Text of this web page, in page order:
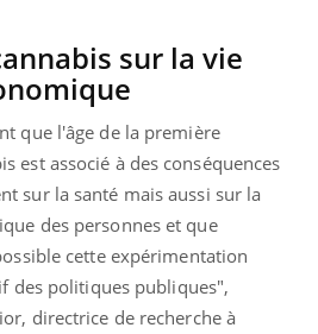
sur la vie
que l'âge de la première
est associé à des conséquences
sur la santé mais aussi sur la
des personnes et que
cette expérimentation
des politiques publiques",
directrice de recherche à